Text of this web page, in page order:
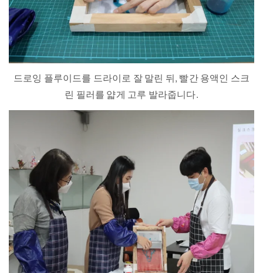
드로잉 플루이드를 드라이로 잘 말린 뒤, 빨간 용액인 스크
린 필러를 얇게 고루 발라줍니다.